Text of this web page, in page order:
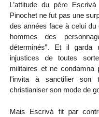
L’attitude du père
Pinochet ne fut pas une
des années face à celui
hommes des
déterminés”. Et il garda
injustices de toutes
militaires et ne condamna
l’invita à sanctifier
christianiser son mode de
Mais Escrivá fit par